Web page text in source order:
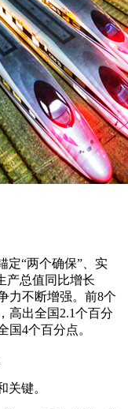
“两个确保”、实
产总值同比增长
力不断增强。前8个
高出全国2.1个百分
国4个百分点。
键。